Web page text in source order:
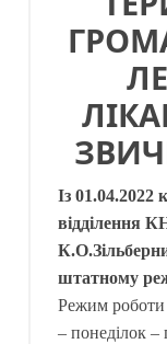
Із 01.04.2022
відділення
штатному
Режим роботи
– понеділок –